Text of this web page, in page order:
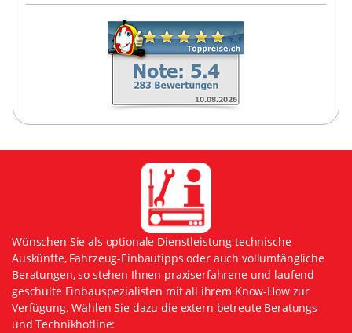
Wünschen Sie als optionale Dienstleistung technische
Auskünfte, Fahrzeug-Einbautipps oder auch vollumfängliche
Beratungen, so stehen Ihnen praxiserfahrene und laufend
geschulte Einbauspezialisten mit all ihrem Know-How zur
Verfügung. Wählen Sie dazu die extern betreute Beratungs-
und Technikhotline: